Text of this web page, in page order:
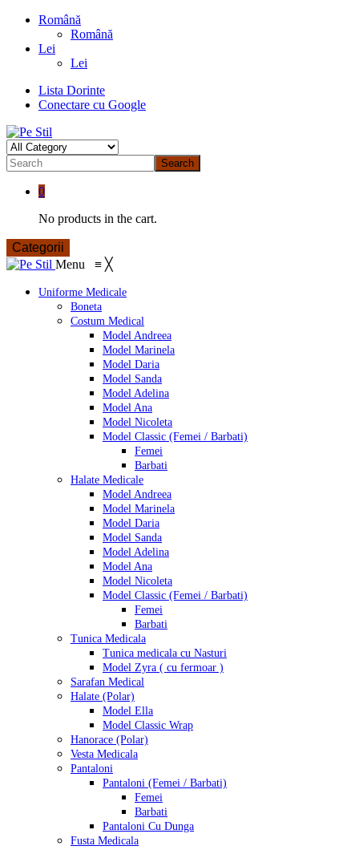
Română
Română
Lei
Lei
Lista Dorinte
Conectare cu Google
Search
0
No products in the cart.
Categorii
Menu ≡ ╳
Uniforme Medicale
Boneta
Costum Medical
Model Andreea
Model Marinela
Model Daria
Model Sanda
Model Adelina
Model Ana
Model Nicoleta
Model Classic (Femei / Barbati)
Femei
Barbati
Halate Medicale
Model Andreea
Model Marinela
Model Daria
Model Sanda
Model Adelina
Model Ana
Model Nicoleta
Model Classic (Femei / Barbati)
Femei
Barbati
Tunica Medicala
Tunica medicala cu Nasturi
Model Zyra ( cu fermoar )
Sarafan Medical
Halate (Polar)
Model Ella
Model Classic Wrap
Hanorace (Polar)
Vesta Medicala
Pantaloni
Pantaloni (Femei / Barbati)
Femei
Barbati
Pantaloni Cu Dunga
Fusta Medicala